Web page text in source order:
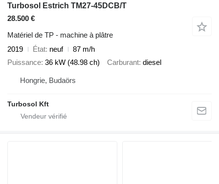
Turbosol Estrich TM27-45DCB/T
28.500 €
Matériel de TP - machine à plâtre
2019
État neuf
87 m/h
Puissance 36 kW (48.98 ch) Carburant diesel
Hongrie, Budaörs
Turbosol Kft